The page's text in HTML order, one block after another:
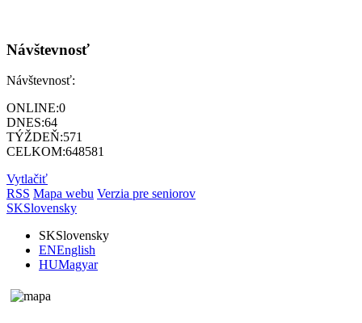
Návštevnosť
Návštevnosť:
ONLINE:0
DNES:64
TÝŽDEŇ:571
CELKOM:648581
Vytlačiť
RSS Mapa webu Verzia pre seniorov
SKSlovensky
SKSlovensky
ENEnglish
HUMagyar